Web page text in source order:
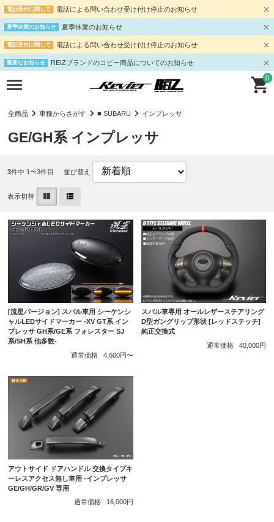
電話受付に関して 電話による問い合わせ受け付け停止のお知らせ
夏季休業のお知らせ 夏季休業のお知らせ
電話受付に関して 電話による問い合わせ受け付け停止のお知らせ
重要なお知らせ REIZブランドのコピー商品についてのお知らせ
0
全商品 車種からさがす ■ SUBARU インプレッサ
GE/GH系 インプレッサ
3件中 1〜3件目 並び替え
表示切替
[流星バージョン] スバル車用 シーケンシ
ャルLEDサイドマーカー -XV GT系 イン
プレッサ GH系/GE系 フォレスター SJ
系/SH系 他多数-
通常価格
4,600円〜
スバル車専用 オールレザーステアリング
D型ガングリップ形状 [レッドステッチ]
純正交換式
通常価格
40,000円
アウトサイド ドアハンドル 交換タイプキ
ーレスアクセス無し車用 -インプレッサ
GE/GH/GR/GV 専用
通常価格
16,000円